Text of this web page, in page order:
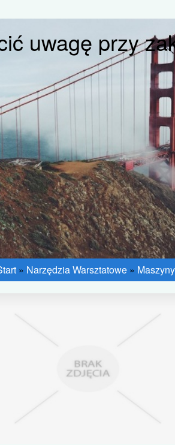
uwagę przy
» Narzędzia Warsztatowe» Maszyny